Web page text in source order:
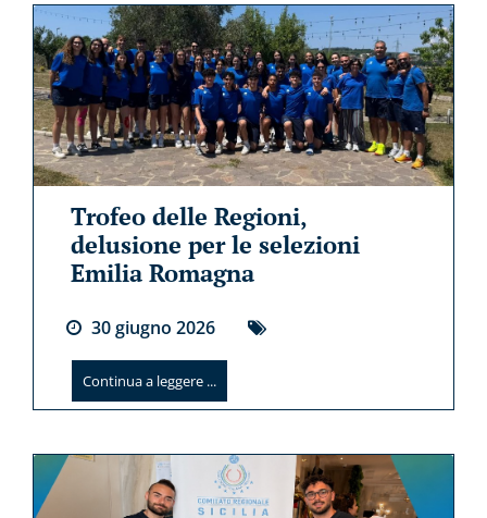
Trofeo delle Regioni,
delusione per le selezioni
Emilia Romagna
30giugno 2026
Continua a leggere ...